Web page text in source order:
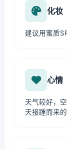
化妆
建议用蜜质
心情
天气较好，
天接踵而来的